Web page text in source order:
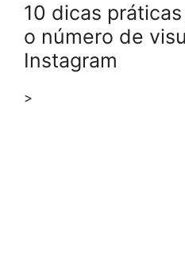
10 dicas
o número de
Instagram
>